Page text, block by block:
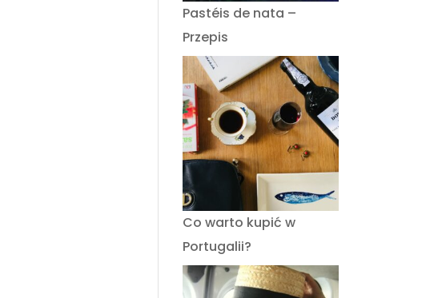
Pastéis de nata –
Przepis
Co warto kupić w
Portugalii?